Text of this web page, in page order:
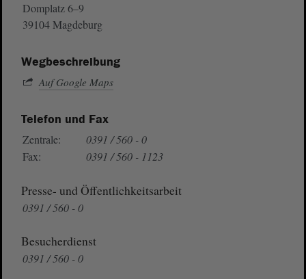
Domplatz 6–9
39104 Magdeburg
Wegbeschreibung
Auf Google Maps
Telefon und Fax
Zentrale:
0391 / 560 - 0
Fax:
0391 / 560 - 1123
Presse- und Öffentlichkeitsarbeit
0391 / 560 - 0
Besucherdienst
0391 / 560 - 0